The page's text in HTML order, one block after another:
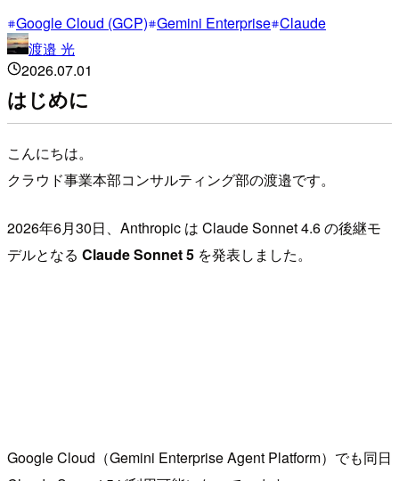
Google Cloud (GCP) Gemini Enterprise Claude
渡邉 光
2026.07.01
はじめに
こんにちは。
クラウド事業本部コンサルティング部の渡邉です。
2026年6月30日、Anthropic は Claude Sonnet 4.6 の後継モ
デルとなる Claude Sonnet 5 を発表しました。
Google Cloud（Gemini Enterprise Agent Platform）でも同日